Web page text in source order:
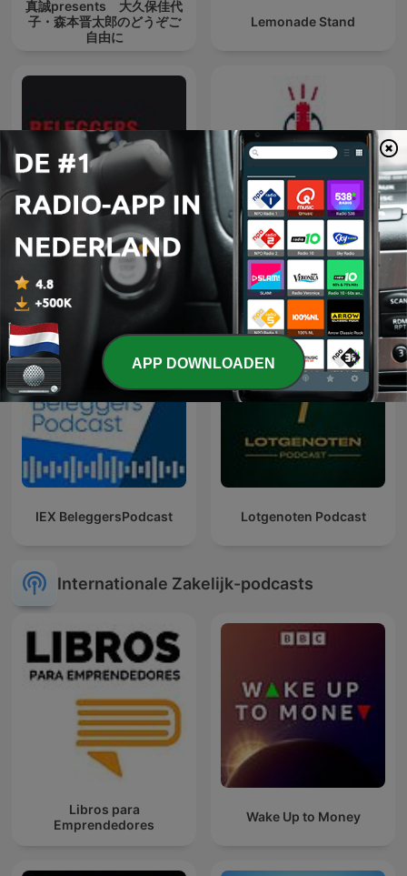
真誠presents 大久保佳代
子・森本晋太郎のどうぞご
自由に
Lemonade Stand
Voorkennis | Beleggers
Belangen
Tweewieler Podcast
IEX BeleggersPodcast Lotgenoten Podcast
Internationale Zakelijk-podcasts
Libros para
Emprendedores
Wake Up to Money
APP DOWNLOADEN